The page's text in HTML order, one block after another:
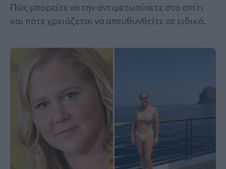
Πώς μπορείτε να την αντιμετωπίσετε στο σπίτι
και πότε χρειάζεται να απευθυνθείτε σε ειδικό.